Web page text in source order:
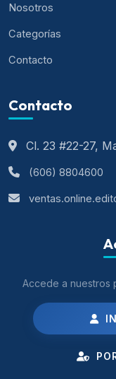
Nosotros
Categorías
Contacto
Contacto
Cl. 23 #22-27,
(606) 8804600
Accede a nuestros